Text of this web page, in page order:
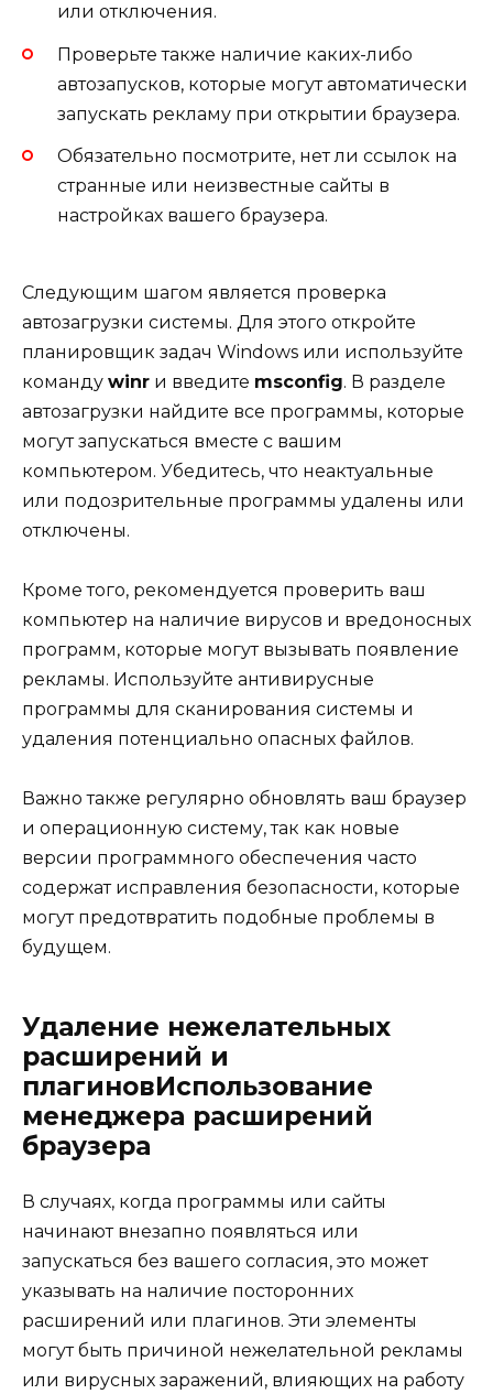
или отключения.
Проверьте также наличие каких-либо
автозапусков, которые могут автоматически
запускать рекламу при открытии браузера.
Обязательно посмотрите, нет ли ссылок на
странные или неизвестные сайты в
настройках вашего браузера.
Следующим шагом является проверка
автозагрузки системы. Для этого откройте
планировщик задач Windows или используйте
команду winr и введите msconfig. В разделе
автозагрузки найдите все программы, которые
могут запускаться вместе с вашим
компьютером. Убедитесь, что неактуальные
или подозрительные программы удалены или
отключены.
Кроме того, рекомендуется проверить ваш
компьютер на наличие вирусов и вредоносных
программ, которые могут вызывать появление
рекламы. Используйте антивирусные
программы для сканирования системы и
удаления потенциально опасных файлов.
Важно также регулярно обновлять ваш браузер
и операционную систему, так как новые
версии программного обеспечения часто
содержат исправления безопасности, которые
могут предотвратить подобные проблемы в
будущем.
Удаление нежелательных
расширений и
плагиновИспользование
менеджера расширений
браузера
В случаях, когда программы или сайты
начинают внезапно появляться или
запускаться без вашего согласия, это может
указывать на наличие посторонних
расширений или плагинов. Эти элементы
могут быть причиной нежелательной рекламы
или вирусных заражений, влияющих на работу